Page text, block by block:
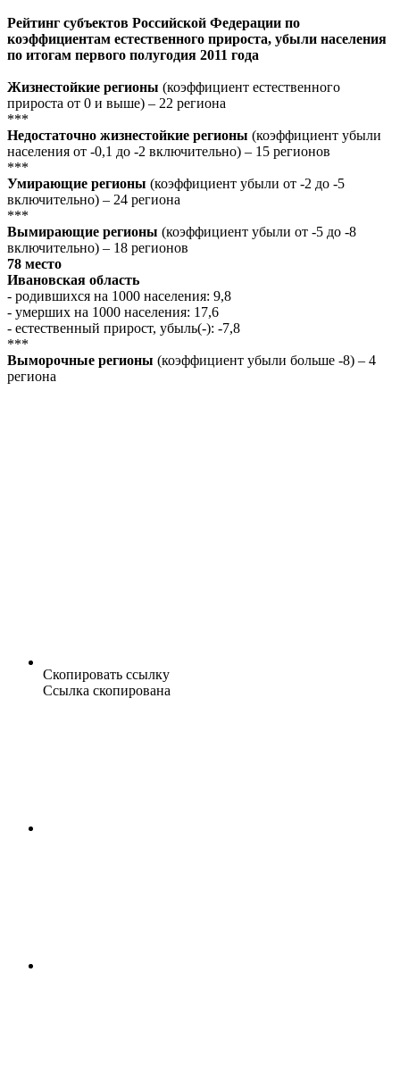
Рейтинг субъектов Российской Федерации по
коэффициентам естественного прироста, убыли населения
по итогам первого полугодия 2011 года
Жизнестойкие регионы (коэффициент естественного
прироста от 0 и выше) – 22 региона
***
Недостаточно жизнестойкие регионы (коэффициент убыли
населения от -0,1 до -2 включительно) – 15 регионов
***
Умирающие регионы (коэффициент убыли от -2 до -5
включительно) – 24 региона
***
Вымирающие регионы (коэффициент убыли от -5 до -8
включительно) – 18 регионов
78 место
Ивановская область
- родившихся на 1000 населения: 9,8
- умерших на 1000 населения: 17,6
- естественный прирост, убыль(-): -7,8
***
Выморочные регионы (коэффициент убыли больше -8) – 4
региона
Скопировать ссылку
Ссылка скопирована